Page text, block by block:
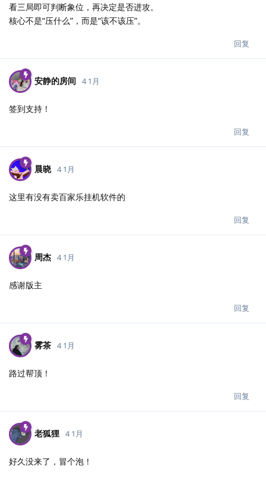
看三局即可判断象位，再决定是否进攻。
核心不是“压什么”，而是“该不该压”。
回复
安静的房间 4 1月
签到支持！
回复
晨晓 4 1月
这里有没有卖百家乐挂机软件的
回复
周杰 4 1月
感谢版主
回复
雾茶 4 1月
路过帮顶！
回复
老狐狸 4 1月
好久没来了，冒个泡！